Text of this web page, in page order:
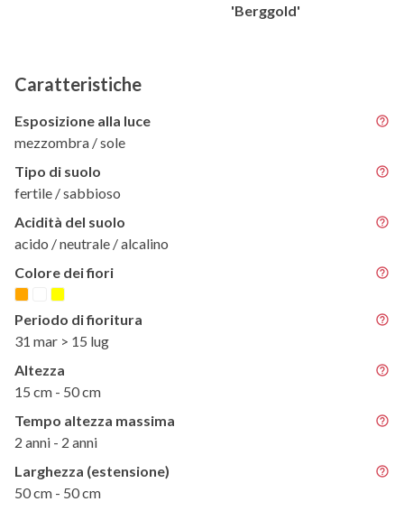
'Berggold'
Caratteristiche
Esposizione alla luce
mezzombra / sole
Tipo di suolo
fertile / sabbioso
Acidità del suolo
acido / neutrale / alcalino
Colore dei fiori
Periodo di fioritura
31 mar > 15 lug
Altezza
15 cm - 50 cm
Tempo altezza massima
2 anni - 2 anni
Larghezza (estensione)
50 cm - 50 cm